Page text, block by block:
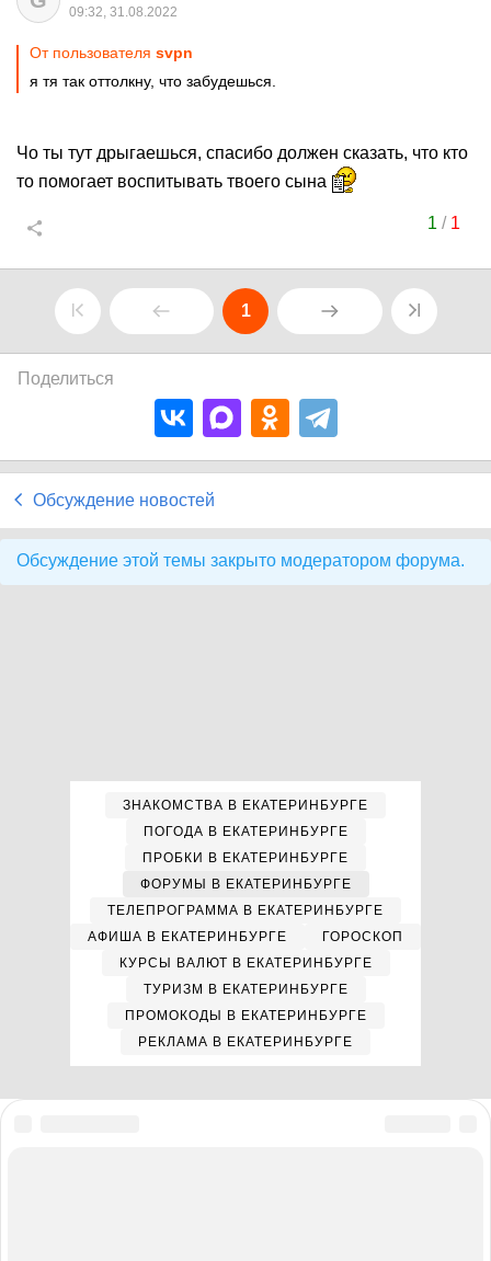
09:32, 31.08.2022
От пользователя svpn
я тя так оттолкну, что забудешься.
Чо ты тут дрыгаешься, спасибо должен сказать, что кто
то помогает воспитывать твоего сына
1 / 1
1
Поделиться
Обсуждение новостей
Обсуждение этой темы закрыто модератором форума.
ЗНАКОМСТВА В ЕКАТЕРИНБУРГЕ
ПОГОДА В ЕКАТЕРИНБУРГЕ
ПРОБКИ В ЕКАТЕРИНБУРГЕ
ФОРУМЫ В ЕКАТЕРИНБУРГЕ
ТЕЛЕПРОГРАММА В ЕКАТЕРИНБУРГЕ
АФИША В ЕКАТЕРИНБУРГЕ
ГОРОСКОП
КУРСЫ ВАЛЮТ В ЕКАТЕРИНБУРГЕ
ТУРИЗМ В ЕКАТЕРИНБУРГЕ
ПРОМОКОДЫ В ЕКАТЕРИНБУРГЕ
РЕКЛАМА В ЕКАТЕРИНБУРГЕ